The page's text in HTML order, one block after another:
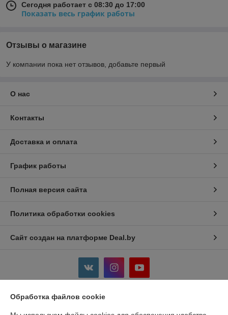
Сегодня работает с 08:30 до 17:00
Показать весь график работы
Отзывы о магазине
У компании пока нет отзывов, добавьте первый
О нас
Контакты
Доставка и оплата
График работы
Полная версия сайта
Политика обработки cookies
Сайт создан на платформе Deal.by
Обработка файлов cookie